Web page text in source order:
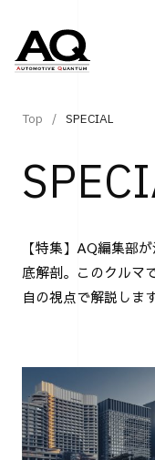
Top SPECIAL
【特集】AQ編集部
底解剖。このクルマ
自の視点で解説します